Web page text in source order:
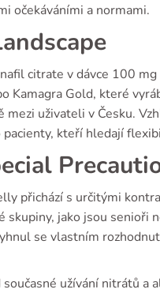
očekáváními a normami.
citrate v dávce 100
Kamagra Gold, které
uživateli v Česku.
kteří hledají
přichází s určitými
skupiny, jako jsou senioři
se vlastním
užívání nitrátů a